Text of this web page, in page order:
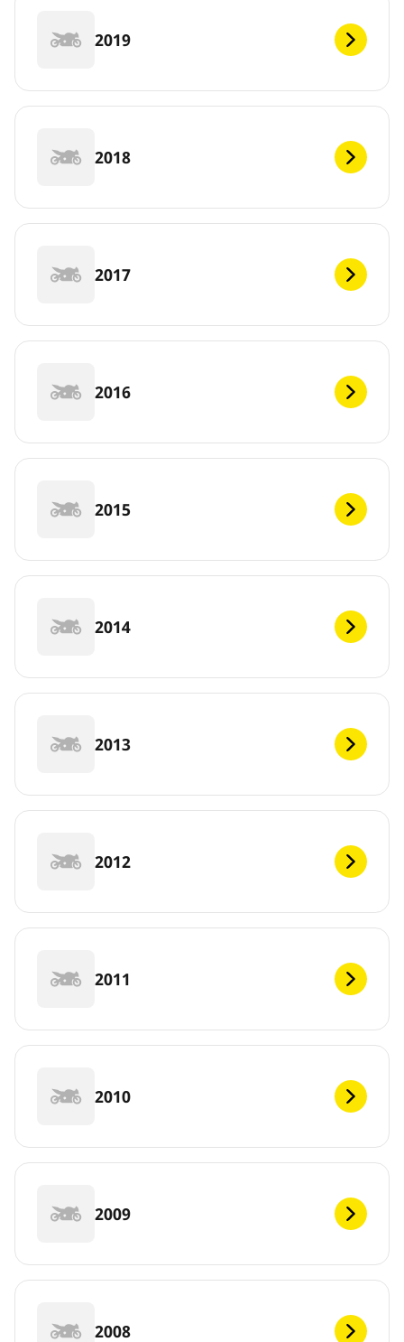
2019
2018
2017
2016
2015
2014
2013
2012
2011
2010
2009
2008